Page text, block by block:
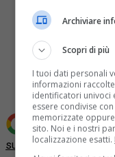
Share
Tweet
Aggiungi
su Google
Archiviare
Scopri di più
I tuoi dati personali
informazioni
identificatori
essere condivise
memorizzate
sito. Noi e i nostri
localizzazione esatti.